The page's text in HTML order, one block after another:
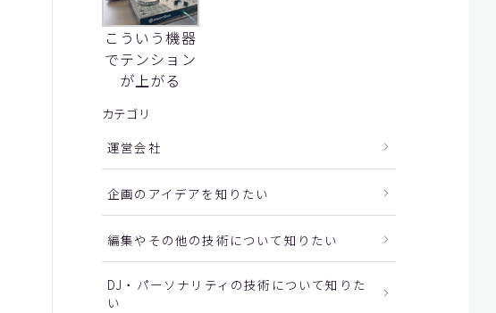
こういう機器
でテンション
が上がる
カテゴリ
運営会社
企画のアイデアを知りたい
編集やその他の技術について知りたい
DJ・パーソナリティの技術について知りた
い